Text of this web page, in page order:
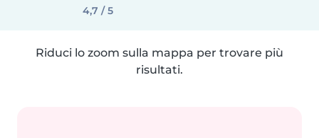
4,7 / 5
Riduci lo zoom sulla mappa per trovare più
risultati.